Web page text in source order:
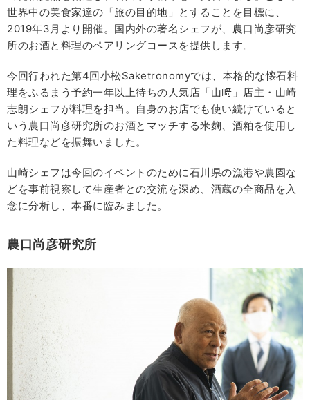
世界中の美食家達の「旅の目的地」とすることを目標に、
2019年3月より開催。国内外の著名シェフが、農口尚彦研究
所のお酒と料理のペアリングコースを提供します。
今回行われた第4回小松Saketronomyでは、本格的な懐石料
理をふるまう予約一年以上待ちの人気店「山﨑」店主・山崎
志朗シェフが料理を担当。自身のお店でも使い続けていると
いう農口尚彦研究所のお酒とマッチする米麹、酒粕を使用し
た料理などを振舞いました。
山崎シェフは今回のイベントのために石川県の漁港や農園な
どを事前視察して生産者との交流を深め、酒蔵の全商品を入
念に分析し、本番に臨みました。
農口尚彦研究所